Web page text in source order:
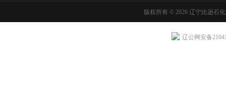
版权所有 © 2026 辽宁比逊石
辽公网安备